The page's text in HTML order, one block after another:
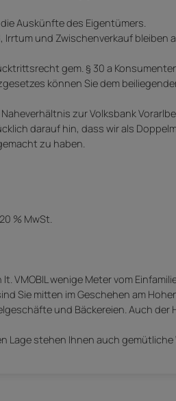
Auskünfte des Eigentümers.
Irrtum und Zwischenverkauf bleiben
gem. § 30 a
können Sie dem
zur Volksbank
darauf hin, dass wir als
zu haben.
% MwSt.
VMOBIL wenige Meter vom
Sie mitten im Geschehen am
und Bäckereien. Auch der
Lage stehen Ihnen auch gemütliche